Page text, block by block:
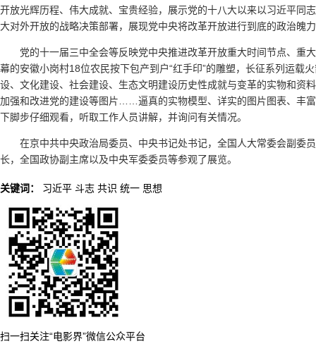
开放光辉历程、伟大成就、宝贵经验，展示党的十八大以来以习近平同
大对外开放的战略决策部署，展现党中央将改革开放进行到底的政治魄
党的十一届三中全会等反映党中央推进改革开放重大时间节点、重
幕的安徽小岗村18位农民按下包产到户“红手印”的雕塑，长征系列运载
设、文化建设、社会建设、生态文明建设历史性成就与变革的实物和资
加强和改进党的建设等图片……逼真的实物模型、详实的图片图表、丰
下脚步仔细观看，听取工作人员讲解，并询问有关情况。
在京中共中央政治局委员、中央书记处书记，全国人大常委会副委
长，全国政协副主席以及中央军委委员等参观了展览。
关键词： 习近平 斗志 共识 统一 思想
扫一扫关注“电影界”微信公众平台